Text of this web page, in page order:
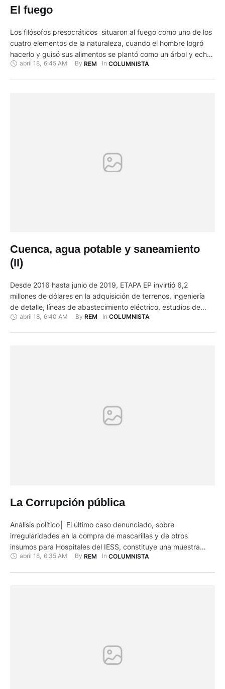
El fuego
Los filósofos presocráticos situaron al fuego como uno de los
cuatro elementos de la naturaleza, cuando el hombre logró
hacerlo y guisó sus alimentos se plantó como un árbol y echó
raíces en la tierra llegando al conocimiento existencial. En la
abril 18, 6:45 AM By REM In COLUMNISTA
Cuenca, agua potable y saneamiento
(II)
Desde 2016 hasta junio de 2019, ETAPA EP invirtió 6,2
millones de dólares en la adquisición de terrenos, ingeniería
de detalle, líneas de abastecimiento eléctrico, estudios de
vulnerabilidad, y movimientos de tierras en el proyecto de la
abril 18 6:40 AM By REM In COLUMNISTA
La Corrupción pública
Análisis político│ El último caso denunciado, sobre
irregularidades en la compra de mascarillas y de otros
insumos para Hospitales del IESS, constituye una muestra
más de la corrupción crónica que se da a nivel de la
abril 18, 6:35 AM By REM In COLUMNISTA